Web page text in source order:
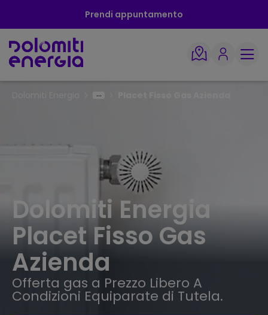
Prendi appuntamento
Dolomiti Energia
Placet Fisso Gas
Azienda
Offerta gas a Prezzo Libero A
Condizioni Equiparate di Tutela.